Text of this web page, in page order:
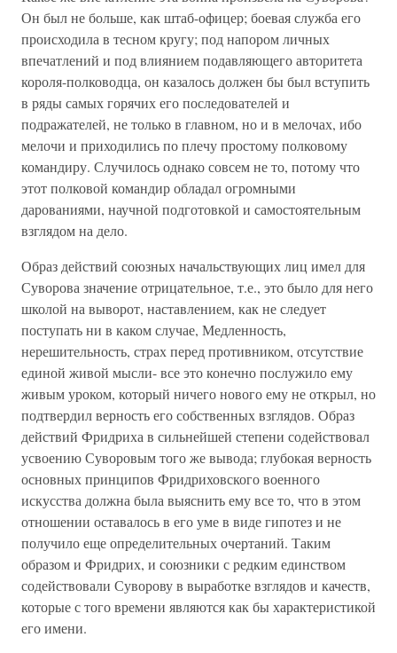
Он был не больше, как штаб-офицер; боевая служба его
происходила в тесном кругу; под напором личных
впечатлений и под влиянием подавляющего авторитета
короля-полководца, он казалось должен бы был вступить
в ряды самых горячих его последователей и
подражателей, не только в главном, но и в мелочах, ибо
мелочи и приходились по плечу простому полковому
командиру. Случилось однако совсем не то, потому что
этот полковой командир обладал огромными
дарованиями, научной подготовкой и самостоятельным
взглядом на дело.
Образ действий союзных начальствующих лиц имел для
Суворова значение отрицательное, т.е., это было для него
школой на выворот, наставлением, как не следует
поступать ни в каком случае, Медленность,
нерешительность, страх перед противником, отсутствие
единой живой мысли- все это конечно послужило ему
живым уроком, который ничего нового ему не открыл, но
подтвердил верность его собственных взглядов. Образ
действий Фридриха в сильнейшей степени содействовал
усвоению Суворовым того же вывода; глубокая верность
основных принципов Фридриховского военного
искусства должна была выяснить ему все то, что в этом
отношении оставалось в его уме в виде гипотез и не
получило еще определительных очертаний. Таким
образом и Фридрих, и союзники с редким единством
содействовали Суворову в выработке взглядов и качеств,
которые с того времени являются как бы характеристикой
его имени.